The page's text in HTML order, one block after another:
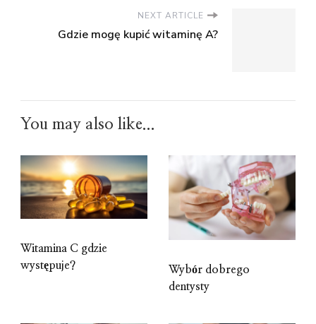
NEXT ARTICLE
Gdzie mogę kupić witaminę A?
You may also like...
Witamina C gdzie
występuje?
Wybór dobrego
dentysty